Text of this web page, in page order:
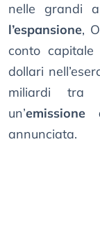
nelle grandi
l’espansione,
conto capitale
dollari
miliardi
un’
annunciata.